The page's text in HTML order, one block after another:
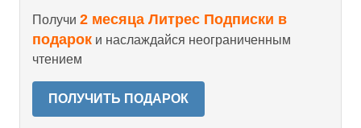
Получи 2 месяца Литрес Подписки в
подарок и наслаждайся неограниченным
чтением
ПОЛУЧИТЬ ПОДАРОК